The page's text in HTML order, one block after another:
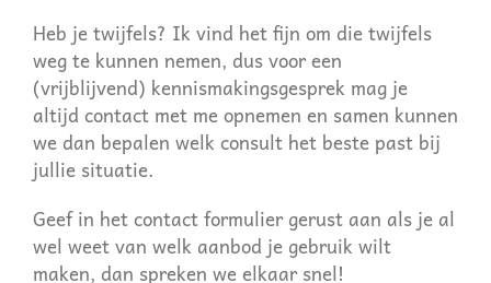
Heb je twijfels? Ik vind het fijn om die twijfels
weg te kunnen nemen, dus voor een
(vrijblijvend) kennismakingsgesprek mag je
altijd contact met me opnemen en samen kunnen
we dan bepalen welk consult het beste past bij
jullie situatie.
Geef in het contact formulier gerust aan als je al
wel weet van welk aanbod je gebruik wilt
maken, dan spreken we elkaar snel!